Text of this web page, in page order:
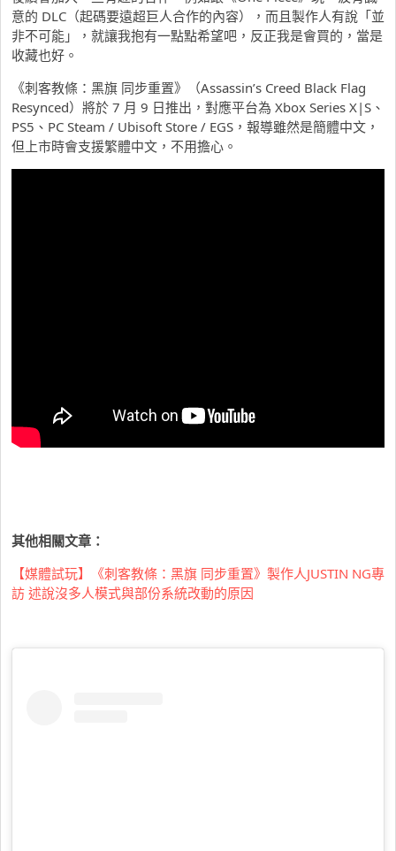
意的 DLC（起碼要遠超巨人合作的內容），而且製作人有說「並
非不可能」，就讓我抱有一點點希望吧，反正我是會買的，當是
收藏也好。
《刺客教條：黑旗 同步重置》（Assassin’s Creed Black Flag
Resynced）將於 7 月 9 日推出，對應平台為 Xbox Series X|S、
PS5、PC Steam / Ubisoft Store / EGS，報導雖然是簡體中文，
但上市時會支援繁體中文，不用擔心。
其他相關文章：
【媒體試玩】《刺客教條：黑旗 同步重置》製作人JUSTIN NG專
訪 述說沒多人模式與部份系統改動的原因